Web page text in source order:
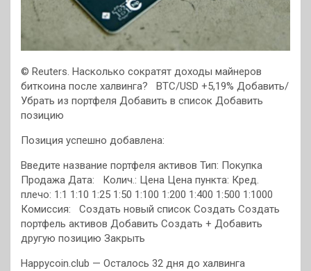
© Reuters. Насколько сократят доходы майнеров
биткоина после халвинга?
BTC/USD +5,19% Добавить/
Убрать из портфеля Добавить в список Добавить
позицию
Позиция успешно добавлена:
Введите название портфеля активов Тип: Покупка
Продажа Дата: Колич.: Цена Цена пункта: Кред.
плечо: 1:1 1:10 1:25 1:50 1:100 1:200 1:400 1:500 1:1000
Комиссия:
Создать новый список Создать Создать
портфель активов Добавить Создать + Добавить
другую позицию Закрыть
Happycoin.club — Осталось 32 дня до халвинга